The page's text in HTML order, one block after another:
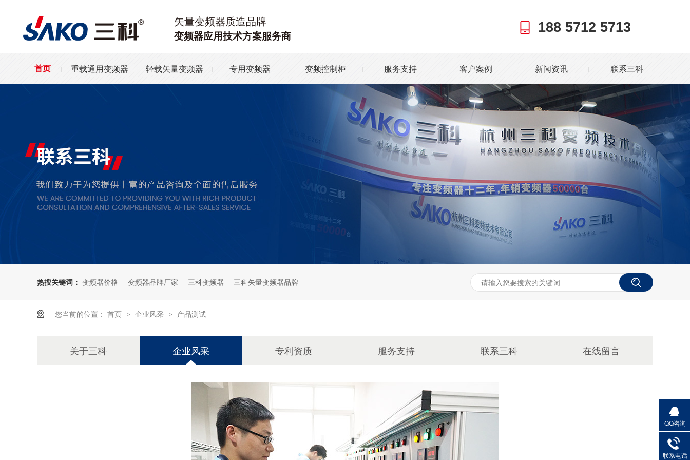
矢量变频器质造品牌
变频器应用技术方案服务商
188 5712 5713
首页 重载通用变频器 轻载矢量变频器 专用变频器 变频控制柜 服务支持 客户案例 新闻资讯 联系三科
热搜关键词： 变频器价格 变频器品牌厂家 三科变频器 三科矢量变频器品牌
您当前的位置： 首页 > 企业风采 > 产品测试
关于三科 企业风采 专利资质 服务支持 联系三科 在线留言
QQ咨询
联系电话